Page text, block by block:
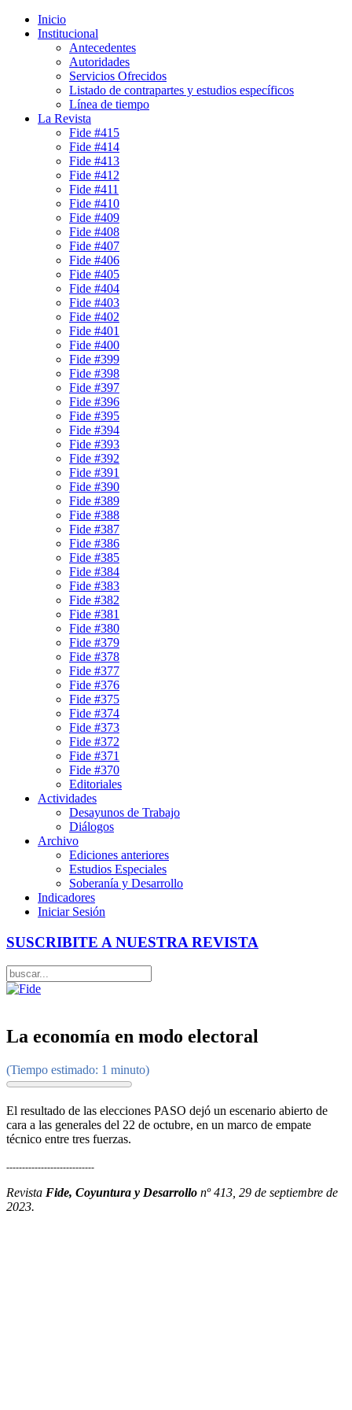
Inicio
Institucional
Antecedentes
Autoridades
Servicios Ofrecidos
Listado de contrapartes y estudios específicos
Línea de tiempo
La Revista
Fide #415
Fide #414
Fide #413
Fide #412
Fide #411
Fide #410
Fide #409
Fide #408
Fide #407
Fide #406
Fide #405
Fide #404
Fide #403
Fide #402
Fide #401
Fide #400
Fide #399
Fide #398
Fide #397
Fide #396
Fide #395
Fide #394
Fide #393
Fide #392
Fide #391
Fide #390
Fide #389
Fide #388
Fide #387
Fide #386
Fide #385
Fide #384
Fide #383
Fide #382
Fide #381
Fide #380
Fide #379
Fide #378
Fide #377
Fide #376
Fide #375
Fide #374
Fide #373
Fide #372
Fide #371
Fide #370
Editoriales
Actividades
Desayunos de Trabajo
Diálogos
Archivo
Ediciones anteriores
Estudios Especiales
Soberanía y Desarrollo
Indicadores
Iniciar Sesión
SUSCRIBITE A NUESTRA REVISTA
La economía en modo electoral
(Tiempo estimado: 1 minuto)
El resultado de las elecciones PASO dejó un escenario abierto de
cara a las generales del 22 de octubre, en un marco de empate
técnico entre tres fuerzas.
----------------------------
Revista Fide, Coyuntura y Desarrollo nº 413, 29 de septiembre de
2023.